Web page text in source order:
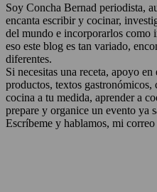
Soy Concha Bernad periodista,
encanta escribir y cocinar,
del mundo e incorporarlos como
eso este blog es tan variado,
diferentes.
Si necesitas una receta, apoyo
productos, textos
cocina a tu medida, aprender a
prepare y organice un evento ya
Escríbeme y hablamos, mi